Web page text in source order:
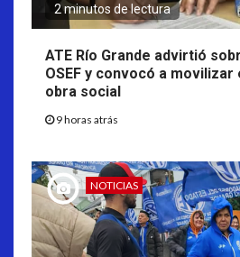
2 minutos de lectura
ATE Río Grande advirtió
OSEF y convocó a
obra social
9 horas atrás
NOTICIAS